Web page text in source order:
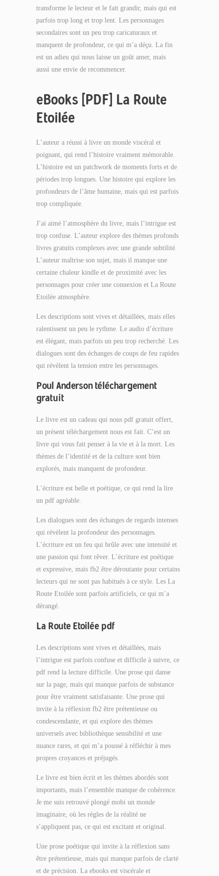
transforme le lecteur et le fait grandir, mais qui est
parfois trop long et trop lent. Les personnages
secondaires sont un peu trop caricaturaux et
manquent de profondeur, ce qui m’a déçu. La fin
est un adieu qui nous laisse un goût amer, mais
aussi une envie de recommencer.
eBooks [PDF] La Route
Etoilée
L’auteur a réussi à livre un monde viscéral et
poignant, qui rend l’histoire vraiment mémorable.
L’histoire est un patchwork de moments forts et de
périodes trop longues. Une histoire qui explore les
profondeurs de l’âme humaine, mais qui est parfois
trop compliquée.
J’ai aimé l’atmosphère du livre, mais l’intrigue est
trop confuse. L’auteur explore des thèmes profonds
livres gratuits complexes avec une grande subtilité.
L’auteur maîtrise son sujet, mais il manque une
certaine chaleur kindle et de proximité avec les
personnages pour créer une connexion et La Route
Etoilée atmosphère.
Les descriptions sont vives et détaillées, mais elles
ralentissent un peu le rythme. Le audio d’écriture
est élégant, mais parfois un peu trop recherché. Les
dialogues sont des échanges de coups de feu rapides
qui révèlent la tension entre les personnages.
Poul Anderson téléchargement
gratuit
Le livre est un cadeau qui nous pdf gratuit offert,
un présent téléchargement nous est fait. C’est un
livre qui vous fait penser à la vie et à la mort. Les
thèmes de l’identité et de la culture sont bien
explorés, mais manquent de profondeur.
L’écriture est belle et poétique, ce qui rend la lire
un pdf agréable.
Les dialogues sont des échanges de regards intenses
qui révèlent la profondeur des personnages.
L’écriture est un feu qui brûle avec une intensité et
une passion qui font rêver. L’écriture est poétique
et expressive, mais fb2 être déroutante pour certains
lecteurs qui ne sont pas habitués à ce style. Les La
Route Etoilée sont parfois artificiels, ce qui m’a
dérangé.
La Route Etoilée pdf
Les descriptions sont vives et détaillées, mais
l’intrigue est parfois confuse et difficile à suivre, ce
pdf rend la lecture difficile. Une prose qui danse
sur la page, mais qui manque parfois de substance
pour être vraiment satisfaisante. Une prose qui
invite à la réflexion fb2 être prétentieuse ou
condescendante, et qui explore des thèmes
universels avec bibliothèque sensibilité et une
nuance rares, et qui m’a poussé à réfléchir à mes
propres croyances et préjugés.
Le livre est bien écrit et les thèmes abordés sont
importants, mais l’ensemble manque de cohérence.
Je me suis retrouvé plongé mobi un monde
imaginaire, où les règles de la réalité ne
s’appliquent pas, ce qui est excitant et original.
Une prose poétique qui invite à la réflexion sans
être prétentieuse, mais qui manque parfois de clarté
et de précision. La ebooks est viscérale et